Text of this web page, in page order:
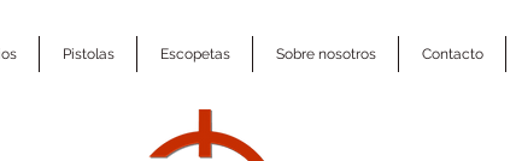
Pistolas Escopetas Sobre nosotros Contacto